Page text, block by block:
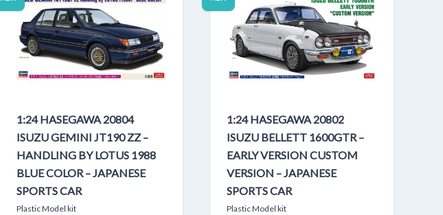
1:24 HASEGAWA 20804
ISUZU GEMINI JT190 ZZ –
HANDLING BY LOTUS 1988
BLUE COLOR – JAPANESE
SPORTS CAR
Plastic Model kit
1:24 HASEGAWA 20802
ISUZU BELLETT 1600GTR –
EARLY VERSION CUSTOM
VERSION – JAPANESE
SPORTS CAR
Plastic Model kit